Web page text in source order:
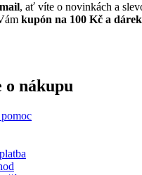
, ať víte o novinkách a
kupón na 100 Kč a
o nákupu